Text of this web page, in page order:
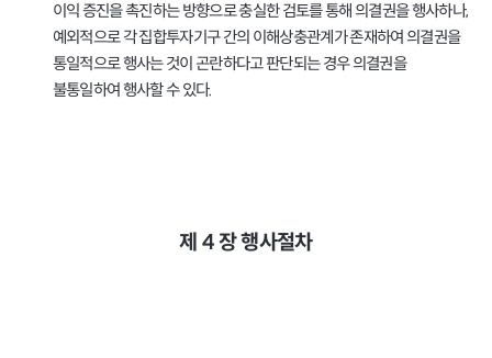
이익 증진을 촉진하는 방향으로 충실한 검토를 통해 의결권을 행사하나,
예외적으로 각 집합투자기구 간의 이해상충관계가 존재하여 의결권을
통일적으로 행사는 것이 곤란하다고 판단되는 경우 의결권을
불통일하여 행사할 수 있다.
제 4장행사절차